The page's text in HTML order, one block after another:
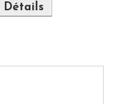
Détails